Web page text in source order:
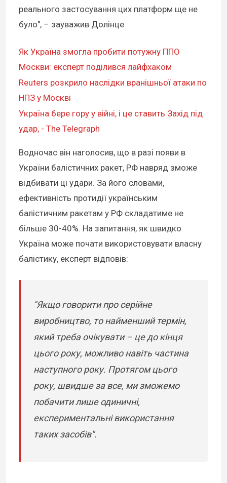
реального застосування цих платформ ще не
було", – зауважив Долінце.
Як Україна змогла пробити потужну ППО
Москви: експерт поділився лайфхаком
Reuters розкрило наслідки вранішньої атаки по
НПЗ у Москві
Україна бере гору у війні, і це ставить Захід під
удар, - The Telegraph
Водночас він наголосив, що в разі появи в
України балістичних ракет, РФ навряд зможе
відбивати ці удари. За його словами,
ефективність протидії українським
балістичним ракетам у РФ складатиме не
більше 30-40%. На запитання, як швидко
Україна може почати використовувати власну
балістику, експерт відповів:
"Якщо говорити про серійне
виробництво, то найменший термін,
який треба очікувати – це до кінця
цього року, можливо навіть частина
наступного року. Протягом цього
року, швидше за все, ми зможемо
побачити лише одиничні,
експериментальні використання
таких засобів".